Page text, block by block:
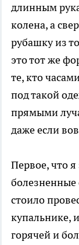
длинным
колена, а
рубашку из
это тот же
те, кто
под такой
прямыми
даже если
Первое, что я
болезненные
стоило
купальнике,
горячей и